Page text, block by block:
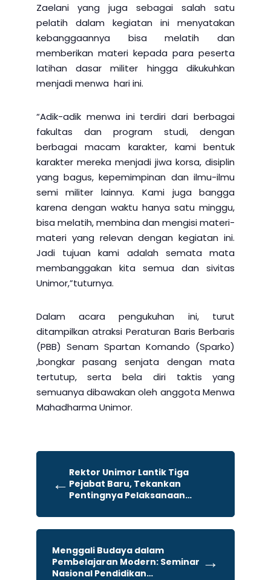
Zaelani yang juga sebagai salah satu
pelatih dalam kegiatan ini menyatakan
kebanggaannya bisa melatih dan
memberikan materi kepada para peserta
latihan dasar militer hingga dikukuhkan
menjadi menwa hari ini.
“Adik-adik menwa ini terdiri dari berbagai
fakultas dan program studi, dengan
berbagai macam karakter, kami bentuk
karakter mereka menjadi jiwa korsa, disiplin
yang bagus, kepemimpinan dan ilmu-ilmu
semi militer lainnya. Kami juga bangga
karena dengan waktu hanya satu minggu,
bisa melatih, membina dan mengisi materi-
materi yang relevan dengan kegiatan ini.
Jadi tujuan kami adalah semata mata
membanggakan kita semua dan sivitas
Unimor,”tuturnya.
Dalam acara pengukuhan ini, turut
ditampilkan atraksi Peraturan Baris Berbaris
(PBB) Senam Spartan Komando (Sparko)
,bongkar pasang senjata dengan mata
tertutup, serta bela diri taktis yang
semuanya dibawakan oleh anggota Menwa
Mahadharma Unimor.
← Rektor Unimor Lantik Tiga
Pejabat Baru, Tekankan
Pentingnya Pelaksanaan
Menggali Budaya dalam
Pembelajaran Modern: Seminar
Nasional Pendidikan
→